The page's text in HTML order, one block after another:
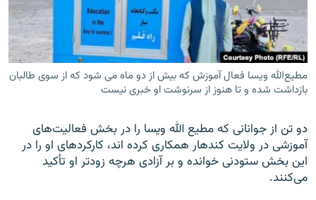
تماس
صفحه پشتو
Azadi English
همۀ سایت‌های رادیو آزادی/ رادیو اروپای آزاد
مطیع‌الله ویسا فعال آموزش که بیش از دو ماه می شود که از سوی طالبان
بازداشت شده و تا هنوز از سرنوشت او خبری نیست
دو تن از جوانانی که مطیع الله ویسا را در بخش فعالیت‌های
آموزشی در ولایت کندهار همکاری کرده اند، کارکردهای او را در
این بخش ستودنی خوانده و بر آزادی هرچه زودتر او تأکید
می‌کنند.